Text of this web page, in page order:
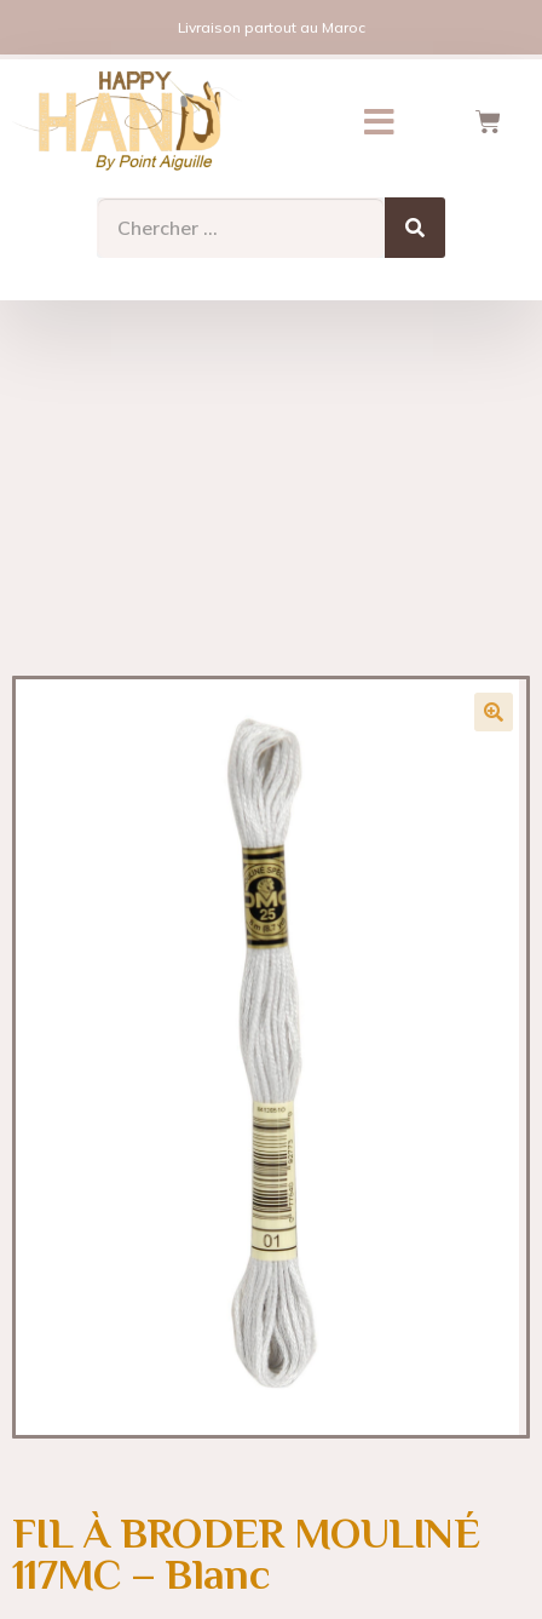
Livraison partout au Maroc
FIL À BRODER MOULINÉ
117MC – Blanc